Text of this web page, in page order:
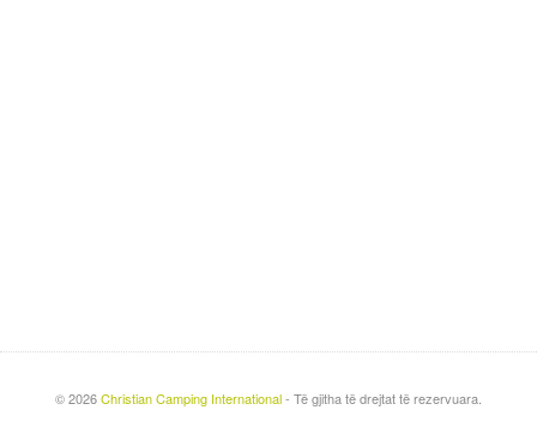
©2026Christian Camping International- Të gjitha të drejtat të rezervuara.